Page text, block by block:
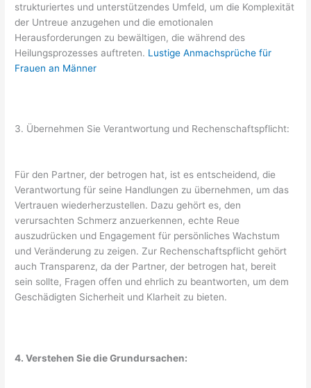
strukturiertes und unterstützendes Umfeld, um die Komplexität
der Untreue anzugehen und die emotionalen
Herausforderungen zu bewältigen, die während des
Heilungsprozesses auftreten. Lustige Anmachsprüche für
Frauen an Männer
3. Übernehmen Sie Verantwortung und Rechenschaftspflicht:
Für den Partner, der betrogen hat, ist es entscheidend, die
Verantwortung für seine Handlungen zu übernehmen, um das
Vertrauen wiederherzustellen. Dazu gehört es, den
verursachten Schmerz anzuerkennen, echte Reue
auszudrücken und Engagement für persönliches Wachstum
und Veränderung zu zeigen. Zur Rechenschaftspflicht gehört
auch Transparenz, da der Partner, der betrogen hat, bereit
sein sollte, Fragen offen und ehrlich zu beantworten, um dem
Geschädigten Sicherheit und Klarheit zu bieten.
4. Verstehen Sie die Grundursachen: